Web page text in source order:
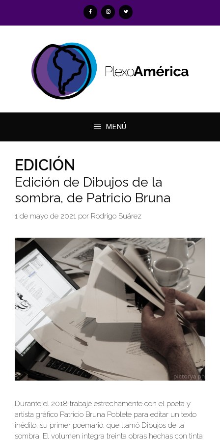
contenido
MENÚ
EDICIÓN
Edición de Dibujos de la
sombra, de Patricio Bruna
1 de mayo de 2021 por Rodrigo Suárez
Durante el 2018 trabajé estrechamente con el poeta y
artista gráfico Patricio Bruna Poblete para editar un texto
inédito, su primer poemario, que llamó Dibujos de la
sombra. El volumen integra treinta obras hechas con tinta